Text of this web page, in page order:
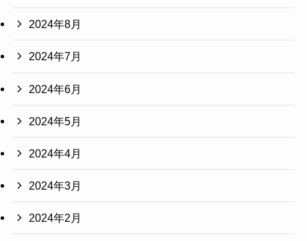
2024年8月
2024年7月
2024年6月
2024年5月
2024年4月
2024年3月
2024年2月